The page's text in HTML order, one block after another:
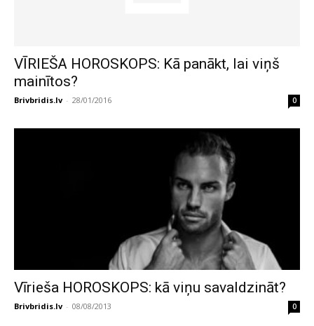
VĪRIEŠA HOROSKOPS: Kā panākt, lai viņš
mainītos?
Brivbridis.lv - 28/01/2016 0
Vīrieša HOROSKOPS: kā viņu savaldzināt?
Brivbridis.lv - 08/08/2013 0